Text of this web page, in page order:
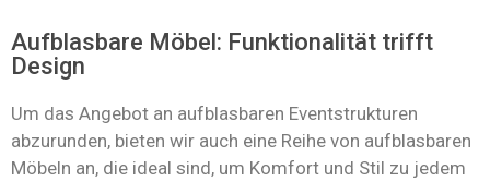
Aufblasbare Möbel: Funktionalität trifft
Design
Um das Angebot an aufblasbaren Eventstrukturen
abzurunden, bieten wir auch eine Reihe von aufblasbaren
Möbeln an, die ideal sind, um Komfort und Stil zu jedem